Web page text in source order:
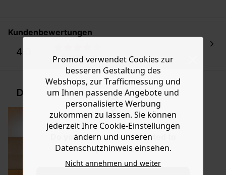
Do you want to be redirected to
www.promod.com ?
Ärmel, einen geraden Saum und Satin-Innenfutter. Enthält
recycelte Fasern.
Kundenbewertungen
4.0 1 Bewertung
DEN LOOK SHOPPEN
Promod verwendet Cookies zur
besseren Gestaltung des
Webshops, zur Trafficmessung und
um Ihnen passende Angebote und
personalisierte Werbung
zukommen zu lassen. Sie können
jederzeit Ihre Cookie-Einstellungen
ändern und unseren
Datenschutzhinweis einsehen.
Nicht annehmen und weiter